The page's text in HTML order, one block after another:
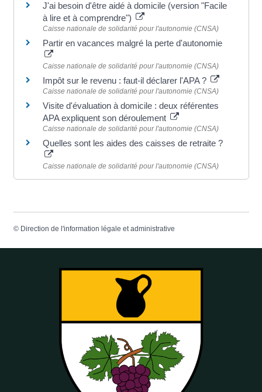
J'ai besoin d'être aidé à domicile (version "Facile
à lire et à comprendre")
Caisse nationale de solidarité pour l'autonomie (CNSA)
Partir en vacances malgré la perte d'autonomie
Caisse nationale de solidarité pour l'autonomie (CNSA)
Impôt sur le revenu : faut-il déclarer l'APA ?
Caisse nationale de solidarité pour l'autonomie (CNSA)
Visite d'évaluation à domicile : deux référentes
APA expliquent son déroulement
Caisse nationale de solidarité pour l'autonomie (CNSA)
Quelles sont les aides des caisses de retraite ?
Caisse nationale de solidarité pour l'autonomie (CNSA)
© Direction de l'information légale et administrative